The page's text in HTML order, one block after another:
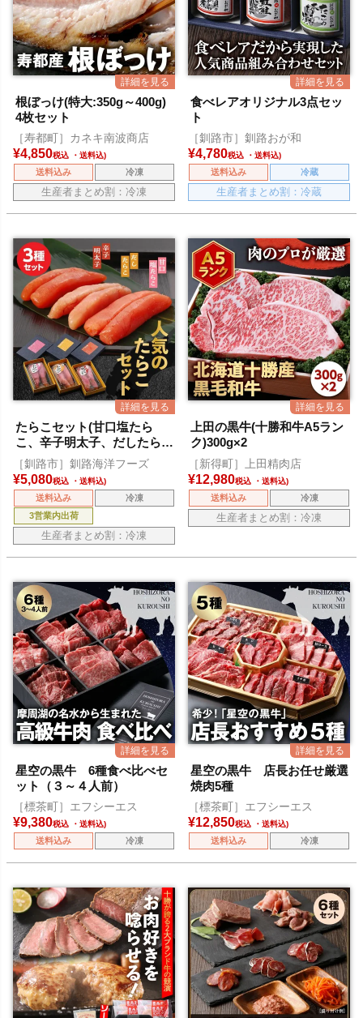
根ぼっけ(特大:350g～400g)
4枚セット
［寿都町］カネキ南波商店
¥4,850税込
送料込み 冷凍
生産者まとめ割：冷凍
食べレアオリジナル3点セッ
ト
［釧路市］釧路おが和
¥4,780税込
送料込み 冷蔵
生産者まとめ割：冷蔵
たらこセット(甘口塩たら
こ、辛子明太子、だしたら
こ)
［釧路市］釧路海洋フーズ
¥5,080税込
送料込み
冷凍
3営業内出荷
生産者まとめ割：冷凍
上田の黒牛(十勝和牛A5ラン
ク)300g×2
［新得町］上田精肉店
¥12,980税込
送料込み 冷凍
生産者まとめ割：冷凍
星空の黒牛 6種食べ比べセ
ット（３～４人前）
［標茶町］エフシーエス
¥9,380税込
送料込み 冷凍
星空の黒牛 店長お任せ厳選
焼肉5種
［標茶町］エフシーエス
¥12,850税込
送料込み 冷凍